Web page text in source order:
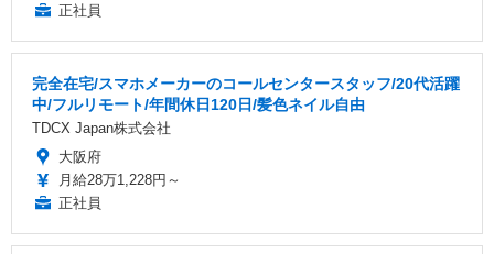
正社員
完全在宅/スマホメーカーのコールセンタースタッフ/20代活躍
中/フルリモート/年間休日120日/髪色ネイル自由
TDCX Japan株式会社
大阪府
月給28万1,228円～
正社員